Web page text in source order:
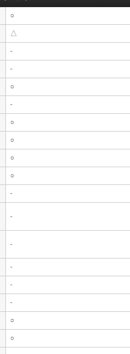
○
△
-
-
○
-
○
○
○
○
-
-
-
-
-
-
○
○